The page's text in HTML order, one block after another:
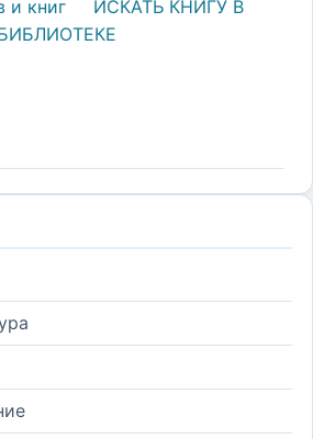
и книг
ИСКАТЬ КНИГУ В